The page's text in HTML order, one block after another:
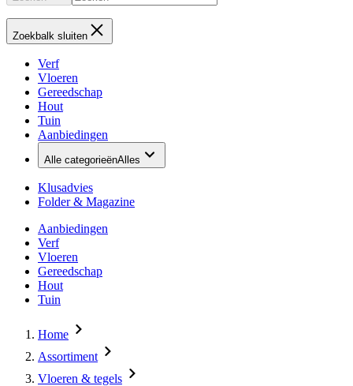
Zoekbalk sluiten
Verf
Vloeren
Gereedschap
Hout
Tuin
Aanbiedingen
Alle categorieënAlles
Klusadvies
Folder & Magazine
Aanbiedingen
Verf
Vloeren
Gereedschap
Hout
Tuin
Home
Assortiment
Vloeren & tegels